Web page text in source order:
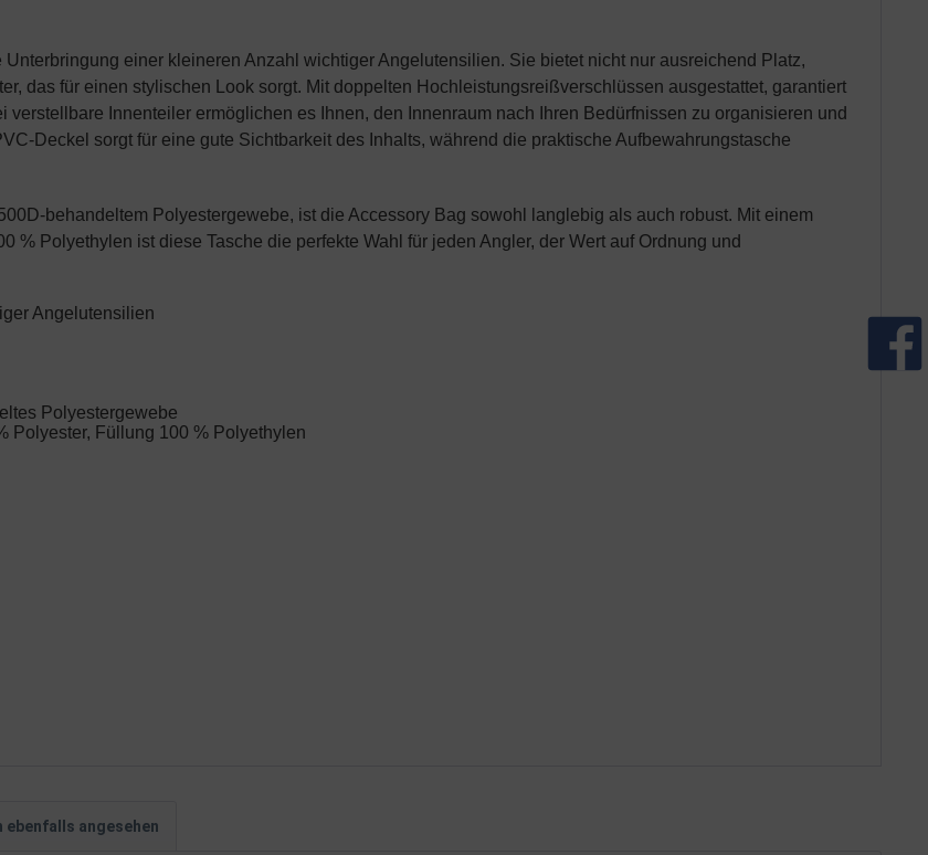
einer kleineren Anzahl wichtiger Angelutensilien. Sie bietet nicht nur ausreichend Platz,
das für einen stylischen Look sorgt. Mit doppelten Hochleistungsreißverschlüssen ausgestattet, garantiert
Innenteiler ermöglichen es Ihnen, den Innenraum nach Ihren Bedürfnissen zu organisieren und
Deckel sorgt für eine gute Sichtbarkeit des Inhalts, während die praktische Aufbewahrungstasche
behandeltem Polyestergewebe, ist die Accessory Bag sowohl langlebig als auch robust. Mit einem
Polyethylen ist diese Tasche die perfekte Wahl für jeden Angler, der Wert auf Ordnung und
Angelutensilien
Polyestergewebe
Polyester, Füllung 100 % Polyethylen
ebenfalls angesehen